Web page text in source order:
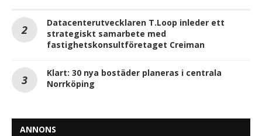
Datacenterutvecklaren T.Loop inleder ett
strategiskt samarbete med
fastighetskonsultföretaget Creiman
Klart: 30 nya bostäder planeras i centrala
Norrköping
ANNONS